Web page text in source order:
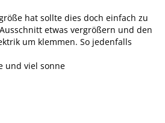
hat sollte dies doch einfach zu
etwas vergrößern und den
um klemmen. So jedenfalls
und viel sonne